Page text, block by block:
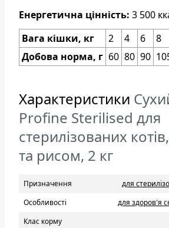
Енергетична цінність: 3 500
Вага кішки, кг
2 4 6
8
Добова норма, г 60 80 90
Характеристики
Profine Sterilised для
стерилізованих
та рисом, 2 кг
Призначення
для
Особливості
для здоров'я
Клас корму